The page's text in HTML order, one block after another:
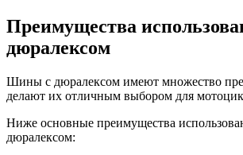
Преимущества
дюралексом
Шины с дюралексом имеют множество
делают их отличным выбором для
Ниже основные преимущества
дюралексом: